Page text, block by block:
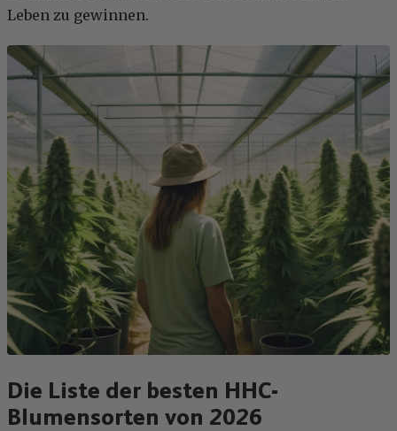
Leben zu gewinnen.
Die Liste der besten HHC-
Blumensorten von 2026